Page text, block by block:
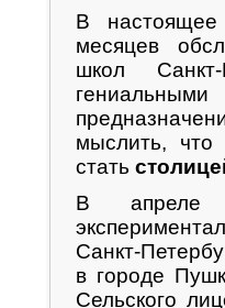
В
месяцев
школ
мыслить, что
стать
В апреле
Санкт-
в городе
Сельского